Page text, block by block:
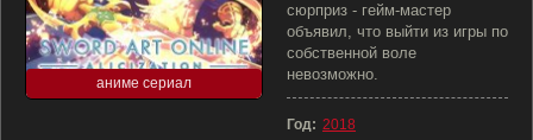
аниме сериал
сюрприз - гейм-мастер
объявил, что выйти из игры по
собственной воле
невозможно.
Год: 2018